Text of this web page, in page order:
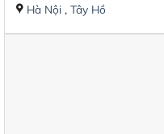
Hà Nội, Tây Hồ